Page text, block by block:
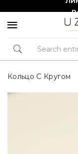
Кольцо С Кругом